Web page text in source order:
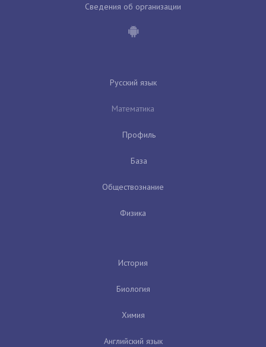
Сведения об организации
Русский язык
Математика
Профиль
База
Обществознание
Физика
История
Биология
Химия
Английский язык